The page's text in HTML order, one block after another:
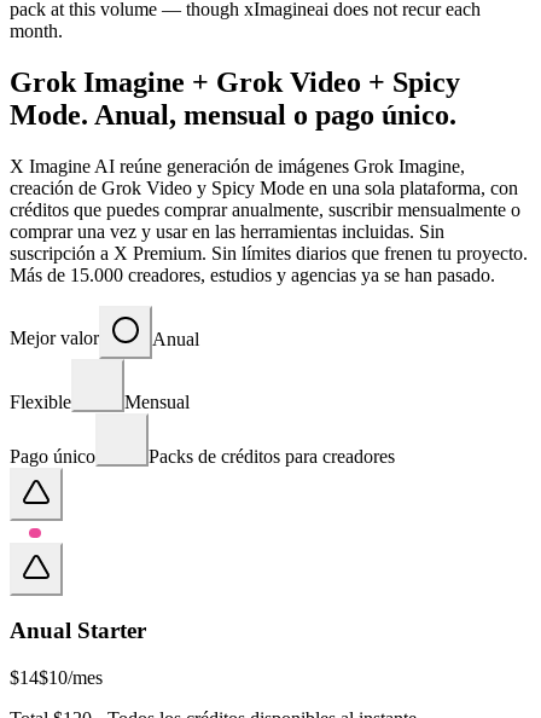
pack at this volume — though xImagineai does not recur each
month.
Grok Imagine + Grok Video + Spicy
Mode. Anual, mensual o pago único.
X Imagine AI reúne generación de imágenes Grok Imagine,
creación de Grok Video y Spicy Mode en una sola plataforma, con
créditos que puedes comprar anualmente, suscribir mensualmente o
comprar una vez y usar en las herramientas incluidas. Sin
suscripción a X Premium. Sin límites diarios que frenen tu proyecto.
Más de 15.000 creadores, estudios y agencias ya se han pasado.
Mejor valor Anual
Flexible Mensual
Pago único Packs de créditos para creadores
Anual Starter
$14$10/mes